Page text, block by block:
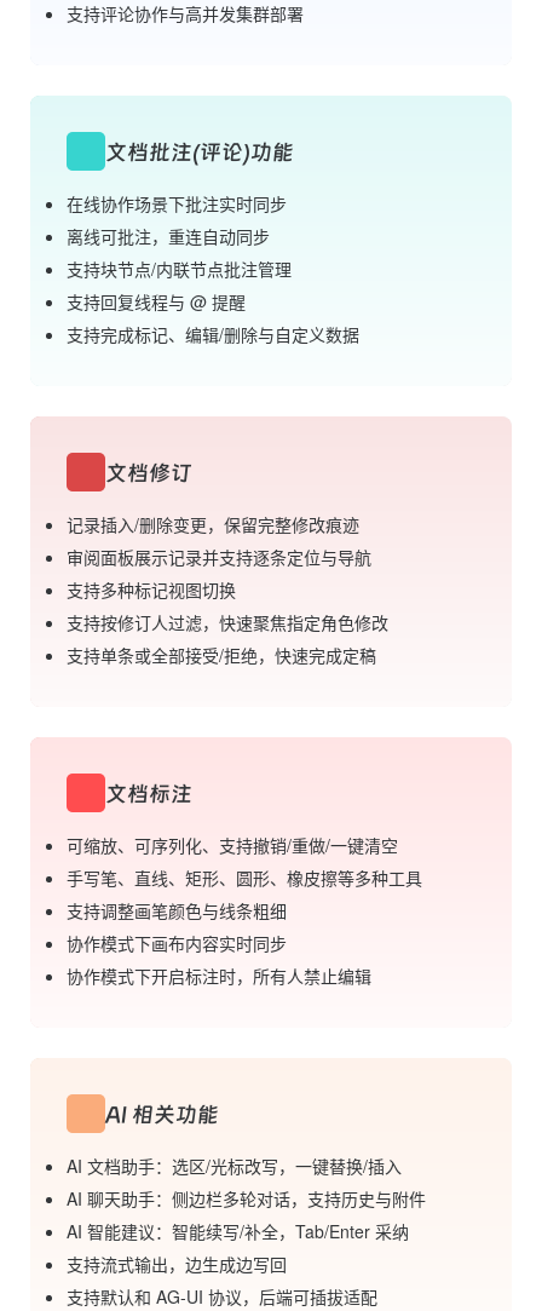
支持评论协作与高并发集群部署
文档批注(评论)功能
在线协作场景下批注实时同步
离线可批注，重连自动同步
支持块节点/内联节点批注管理
支持回复线程与 @ 提醒
支持完成标记、编辑/删除与自定义数据
文档修订
记录插入/删除变更，保留完整修改痕迹
审阅面板展示记录并支持逐条定位与导航
支持多种标记视图切换
支持按修订人过滤，快速聚焦指定角色修改
支持单条或全部接受/拒绝，快速完成定稿
文档标注
可缩放、可序列化、支持撤销/重做/一键清空
手写笔、直线、矩形、圆形、橡皮擦等多种工具
支持调整画笔颜色与线条粗细
协作模式下画布内容实时同步
协作模式下开启标注时，所有人禁止编辑
AI 相关功能
AI 文档助手：选区/光标改写，一键替换/插入
AI 聊天助手：侧边栏多轮对话，支持历史与附件
AI 智能建议：智能续写/补全，Tab/Enter 采纳
支持流式输出，边生成边写回
支持默认和 AG-UI 协议，后端可插拔适配